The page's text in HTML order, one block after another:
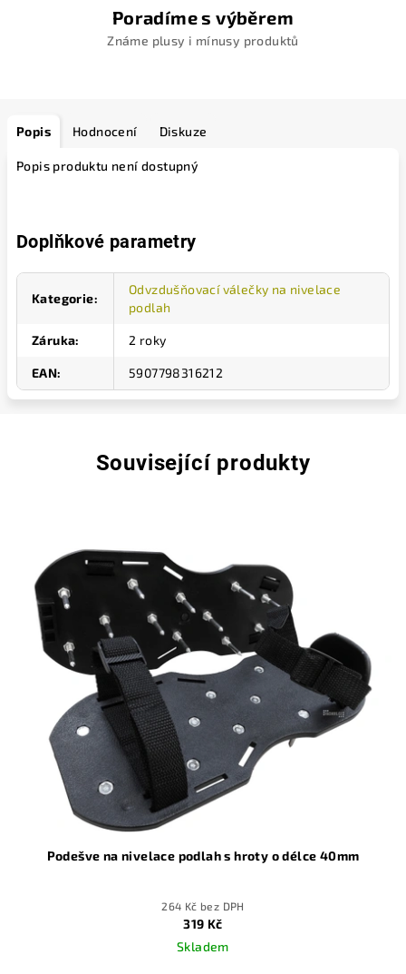
Poradíme s výběrem
Známe plusy i mínusy produktů
Popis Hodnocení Diskuze
Popis produktu není dostupný
Doplňkové parametry
Kategorie:
Odvzdušňovací válečky na nivelace
podlah
Záruka: 2 roky
EAN: 5907798316212
Související produkty
Podešve na nivelace podlah s hroty o délce 40mm
264 Kč bez DPH
319 Kč
Skladem